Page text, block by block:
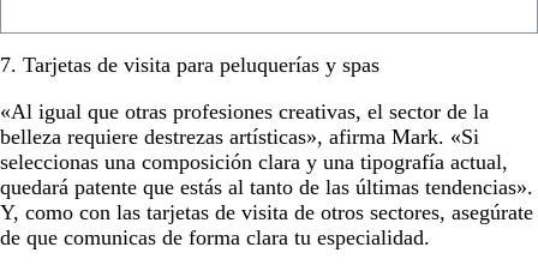
7. Tarjetas de visita para peluquerías y spas
«Al igual que otras profesiones creativas, el sector de la
belleza requiere destrezas artísticas», afirma Mark. «Si
seleccionas una composición clara y una tipografía actual,
quedará patente que estás al tanto de las últimas tendencias».
Y, como con las tarjetas de visita de otros sectores, asegúrate
de que comunicas de forma clara tu especialidad.